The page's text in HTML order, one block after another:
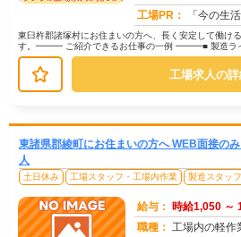
工場PR：
「今の生活を変えたい」「安定し
東臼杵郡諸塚村にお住まいの方へ、長く安定して働け
す。━━━ ご紹介できるお仕事の一例 ━━━■ 製造ラ
査・検品（目視チェックなど）■...
工場求人の
東諸県郡綾町にお住まいの方へ WEB面接の
人
土日休み 工場スタッフ・工場内作業 製造スタッフ
給与： 時給1,050 ～
職種： 工場内の軽作